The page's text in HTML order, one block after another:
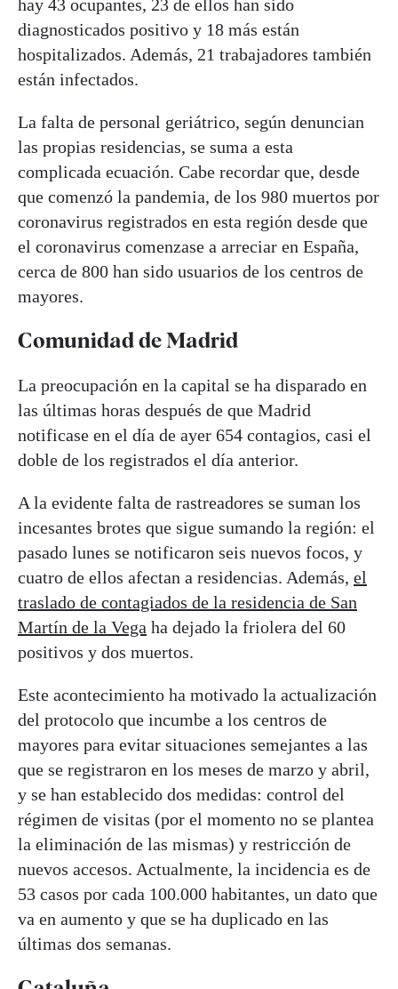
hay 43 ocupantes, 23 de ellos han sido
diagnosticados positivo y 18 más están
hospitalizados. Además, 21 trabajadores también
están infectados.
La falta de personal geriátrico, según denuncian
las propias residencias, se suma a esta
complicada ecuación. Cabe recordar que, desde
que comenzó la pandemia, de los 980 muertos por
coronavirus registrados en esta región desde que
el coronavirus comenzase a arreciar en España,
cerca de 800 han sido usuarios de los centros de
mayores.
Comunidad de Madrid
La preocupación en la capital se ha disparado en
las últimas horas después de que Madrid
notificase en el día de ayer 654 contagios, casi el
doble de los registrados el día anterior.
A la evidente falta de rastreadores se suman los
incesantes brotes que sigue sumando la región: el
pasado lunes se notificaron seis nuevos focos, y
cuatro de ellos afectan a residencias. Además, el
traslado de contagiados de la residencia de San
Martín de la Vega ha dejado la friolera del 60
positivos y dos muertos.
Este acontecimiento ha motivado la actualización
del protocolo que incumbe a los centros de
mayores para evitar situaciones semejantes a las
que se registraron en los meses de marzo y abril,
y se han establecido dos medidas: control del
régimen de visitas (por el momento no se plantea
la eliminación de las mismas) y restricción de
nuevos accesos. Actualmente, la incidencia es de
53 casos por cada 100.000 habitantes, un dato que
va en aumento y que se ha duplicado en las
últimas dos semanas.